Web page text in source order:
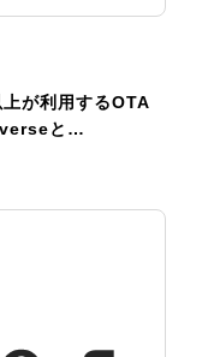
が利用するOTA
と…